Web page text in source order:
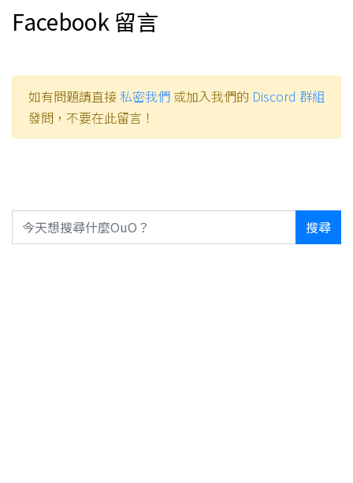
Facebook 留言
如有問題請直接私密我們 或加入我們的 Discord 群組
發問，不要在此留言！
搜尋